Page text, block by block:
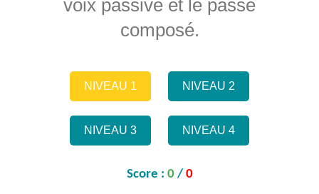
voix passive et le passé
composé.
NIVEAU 1 NIVEAU 2
NIVEAU 3 NIVEAU 4
Score : 0/ 0